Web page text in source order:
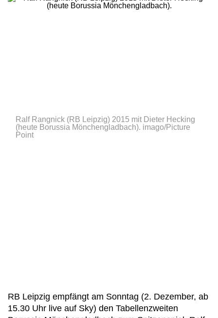
Ralf Rangnick (RB Leipzig) 2015 mit Dieter Hecking
(heute Borussia Mönchengladbach). imago/Picture
Point
RB Leipzig empfängt am Sonntag (2. Dezember, ab
15.30 Uhr live auf Sky) den Tabellenzweiten